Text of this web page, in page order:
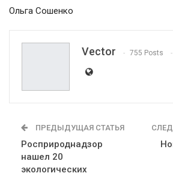
Ольга Сошенко
Vector 755 Posts
ПРЕДЫДУЩАЯ СТАТЬЯ
Росприроднадзор
нашел 20
экологических